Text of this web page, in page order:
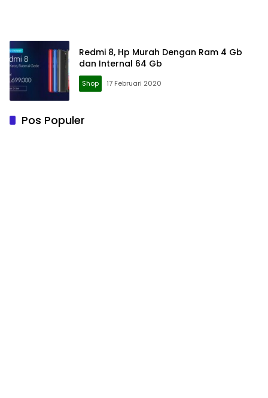
Redmi 8, Hp Murah Dengan Ram 4 Gb
dan Internal 64 Gb
Shop 17 Februari 2020
Pos Populer